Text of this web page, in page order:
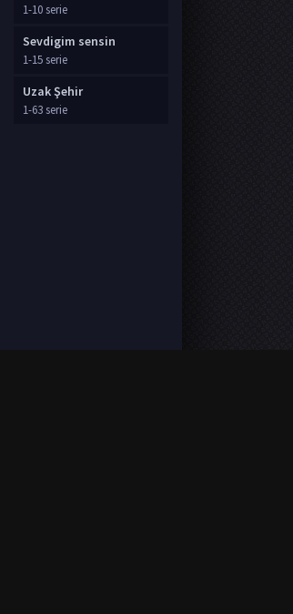
Aşk Mantık
İntikam (Amore
Logica Vendetta)
1-10 serie
Sevdigim sensin
1-15 serie
Uzak Şehir
1-63 serie